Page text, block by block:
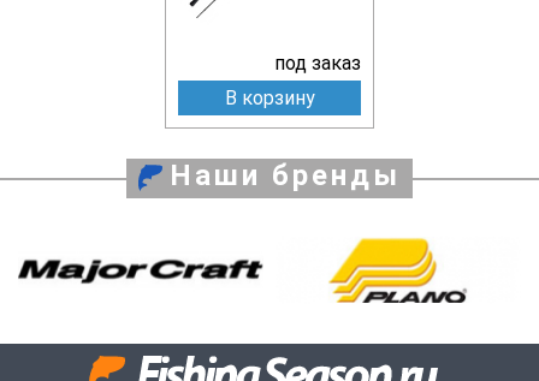
под заказ
В корзину
Наши бренды